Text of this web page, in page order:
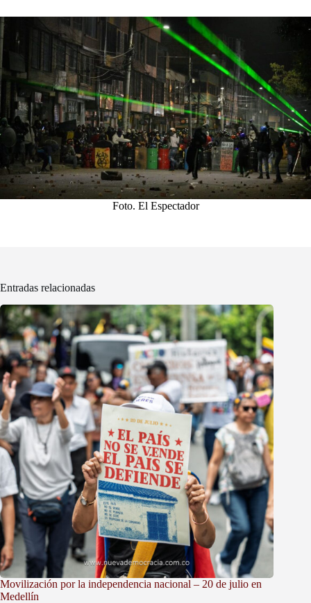
Foto. El Espectador
Entradas relacionadas
Movilización por la independencia nacional – 20 de julio en
Medellín